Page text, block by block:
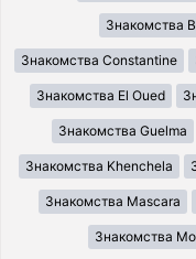
Знакомства
Знакомства Constantine
Знакомства El Oued
Знакомства Guelma
Знакомства Khenchela
Знакомства Mascara
Знакомства